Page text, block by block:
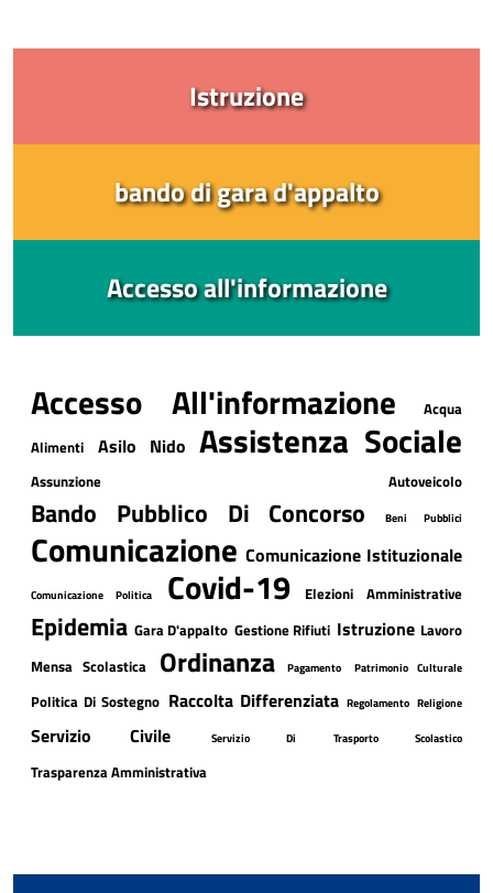
Istruzione
bando di gara d'appalto
Accesso all'informazione
Accesso All'informazione
Acqua
Alimenti
Asilo Nido Assistenza Sociale
Assunzione Autoveicolo
Bando Pubblico Di Concorso Beni Pubblici
Comunicazione Comunicazione Istituzionale
Comunicazione Politica Covid-19 Elezioni Amministrative
Epidemia Gara D'appalto Gestione Rifiuti Istruzione Lavoro
Mensa Scolastica
Ordinanza Pagamento Patrimonio Culturale
Politica Di Sostegno Raccolta Differenziata Regolamento Religione
Servizio Civile Servizio Di Trasporto Scolastico
Trasparenza Amministrativa